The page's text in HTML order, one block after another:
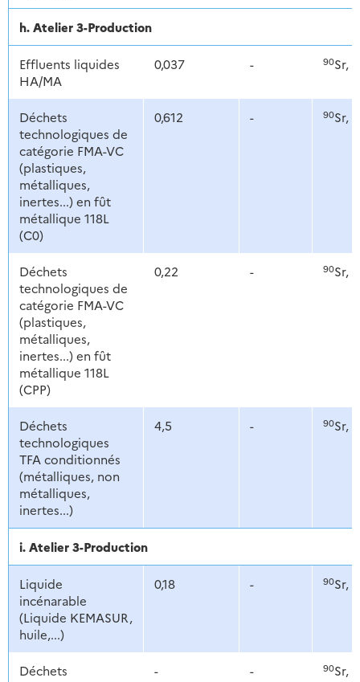
h. Atelier 3-Production
Effluents liquides
HA/MA
0,037 - 90Sr,
Déchets
technologiques de
catégorie FMA-VC
(plastiques,
métalliques,
inertes...) en fût
métallique 118L
(C0)
0,612 - 90Sr,
Déchets
technologiques de
catégorie FMA-VC
(plastiques,
métalliques,
inertes...) en fût
métallique 118L
(CPP)
0,22 - 90Sr,
Déchets
technologiques
TFA conditionnés
(métalliques, non
métalliques,
inertes...)
4,5 - 90Sr,
i. Atelier 3-Production
Liquide
incénarable
(Liquide KEMASUR,
huile,...)
0,18 - 90Sr,
Déchets
- - 90Sr,